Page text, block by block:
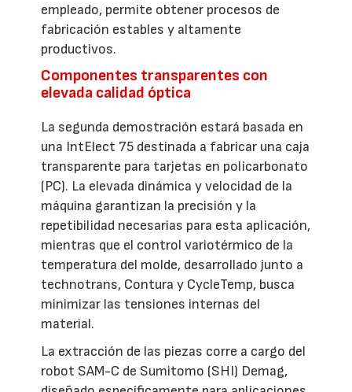
empleado, permite obtener procesos de
fabricación estables y altamente
productivos.
Componentes transparentes con
elevada calidad óptica
La segunda demostración estará basada en
una IntElect 75 destinada a fabricar una caja
transparente para tarjetas en policarbonato
(PC). La elevada dinámica y velocidad de la
máquina garantizan la precisión y la
repetibilidad necesarias para esta aplicación,
mientras que el control variotérmico de la
temperatura del molde, desarrollado junto a
technotrans, Contura y CycleTemp, busca
minimizar las tensiones internas del
material.
La extracción de las piezas corre a cargo del
robot SAM-C de Sumitomo (SHI) Demag,